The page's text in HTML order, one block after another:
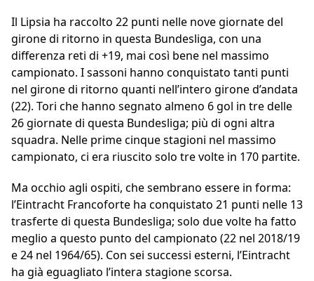
Il Lipsia ha raccolto 22 punti nelle nove giornate del
girone di ritorno in questa Bundesliga, con una
differenza reti di +19, mai così bene nel massimo
campionato. I sassoni hanno conquistato tanti punti
nel girone di ritorno quanti nell’intero girone d’andata
(22). Tori che hanno segnato almeno 6 gol in tre delle
26 giornate di questa Bundesliga; più di ogni altra
squadra. Nelle prime cinque stagioni nel massimo
campionato, ci era riuscito solo tre volte in 170 partite.
Ma occhio agli ospiti, che sembrano essere in forma:
l’Eintracht Francoforte ha conquistato 21 punti nelle 13
trasferte di questa Bundesliga; solo due volte ha fatto
meglio a questo punto del campionato (22 nel 2018/19
e 24 nel 1964/65). Con sei successi esterni, l’Eintracht
ha già eguagliato l’intera stagione scorsa.